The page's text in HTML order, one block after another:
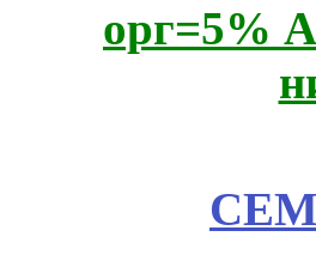
орг=5%